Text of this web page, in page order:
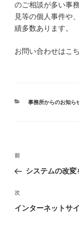
のご相談が多い事
見等の個人事件や
績多数あります。
お問い合わせはこ
カ
事務所からのお知ら
投
ナ
ビ
ゲ
過
去
投
稿
前
システムの改変
次
の
次
インターネットサ